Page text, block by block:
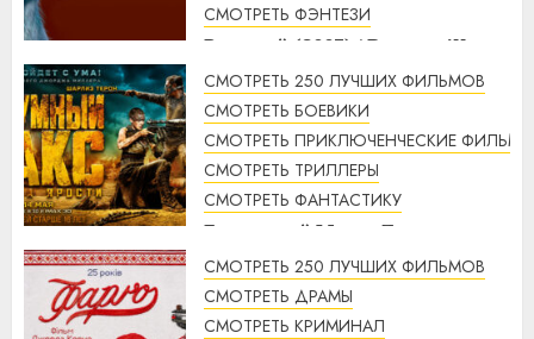
СМОТРЕТЬ ФЭНТЕЗИ
Рататуй (2007) / Ratatouille
смотреть онлайн
2:32 07.08.2026
СМОТРЕТЬ 250 ЛУЧШИХ ФИЛЬМОВ
СМОТРЕТЬ БОЕВИКИ
СМОТРЕТЬ ПРИКЛЮЧЕНЧЕСКИЕ ФИЛЬМЫ
СМОТРЕТЬ ТРИЛЛЕРЫ
СМОТРЕТЬ ФАНТАСТИКУ
Безумный Макс: Дорога
ярости (2015) / Mad Max: Fury
Road смотреть онлайн
1:56 07.08.2026
СМОТРЕТЬ 250 ЛУЧШИХ ФИЛЬМОВ
СМОТРЕТЬ ДРАМЫ
СМОТРЕТЬ КРИМИНАЛ